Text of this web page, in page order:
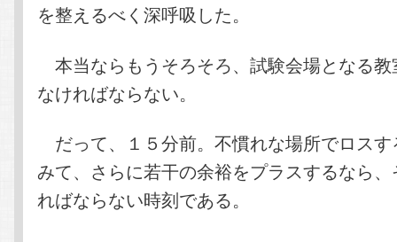
を整えるべく深呼吸した。
本当ならもうそろそろ、試験会場となる
なければならない。
だって、１５分前。不慣れな場所でロス
みて、さらに若干の余裕をプラスするなら
ればならない時刻である。